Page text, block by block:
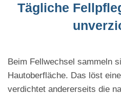
Tägliche
Beim Fellwechsel sammeln
Hautoberfläche. Das löst
verdichtet andererseits die